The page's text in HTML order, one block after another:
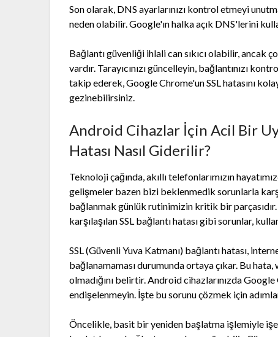
Son olarak, DNS ayarlarınızı kontrol etmeyi
neden olabilir. Google'ın halka açık DNS'lerini
Bağlantı güvenliği ihlali can sıkıcı olabilir, ancak
vardır. Tarayıcınızı güncelleyin, bağlantınızı
takip ederek, Google Chrome'un SSL hatasını
gezinebilirsiniz.
Android Cihazlar İçin Acil Bir
Hatası Nasıl Giderilir?
Teknoloji çağında, akıllı telefonlarımızın
gelişmeler bazen bizi beklenmedik sorunlarla
bağlanmak günlük rutinimizin kritik bir
karşılaşılan SSL bağlantı hatası gibi sorunlar,
SSL (Güvenli Yuva Katmanı) bağlantı hatası,
bağlanamaması durumunda ortaya çıkar. Bu
olmadığını belirtir. Android cihazlarınızda
endişelenmeyin. İşte bu sorunu çözmek için
Öncelikle, basit bir yeniden başlatma işlemiyle işe